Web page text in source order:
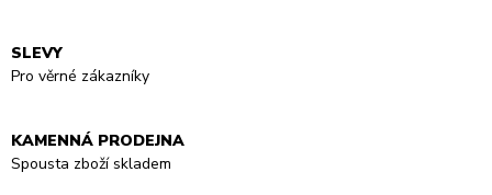
SLEVY
Pro věrné zákazníky
KAMENNÁ PRODEJNA
Spousta zboží skladem